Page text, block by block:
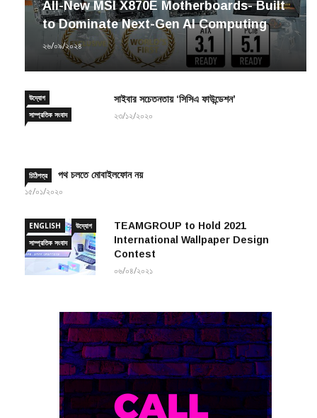
to Dominate Next-Gen AI Computing
২৬/০৯/২০২৪
সাম্প্রতিক সংবাদ
২৩/১২/২০২০
১৫/০১/২০২০
সাম্প্রতিক সংবাদ
International Wallpaper Design
Contest
০৬/০৪/২০২১